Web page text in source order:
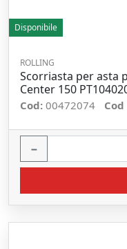
Disponibile
ROLLING
Scorriasta per asta
Center 150
Cod: 00472074
−